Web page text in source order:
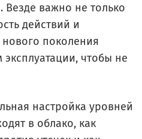
Везде важно не только
действий и
нового поколения
чтобы не
настройка уровней
в облако, как